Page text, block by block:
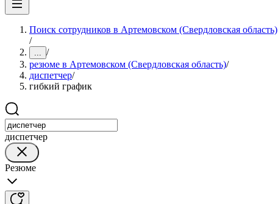
Поиск сотрудников в Артемовском (Свердловская область)
/
... /
резюме в Артемовском (Свердловская область)/
диспетчер/
гибкий график
диспетчер
Резюме